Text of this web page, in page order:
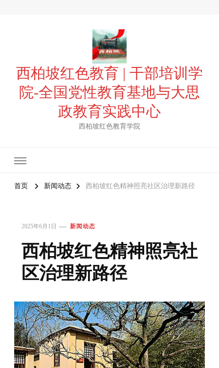
西柏坡红色教育 | 干部培训学
院-全国党性教育基地与大思
政教育实践中心
西柏坡红色教育学院
首页 新闻动态 西柏坡红色精神照亮社区治理新路径
2025年6月1日 新闻动态
西柏坡红色精神照亮社
区治理新路径